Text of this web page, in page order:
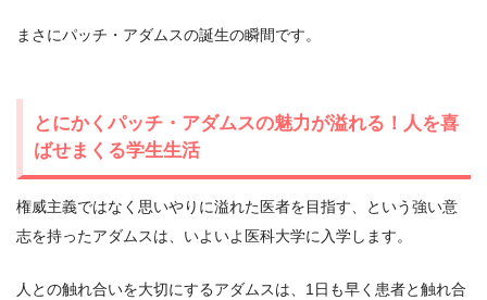
まさにパッチ・アダムスの誕生の瞬間です。
とにかくパッチ・アダムスの魅力が溢れる！人を喜
ばせまくる学生生活
権威主義ではなく思いやりに溢れた医者を目指す、という強い意
志を持ったアダムスは、いよいよ医科大学に入学します。
人との触れ合いを大切にするアダムスは、1日も早く患者と触れ合